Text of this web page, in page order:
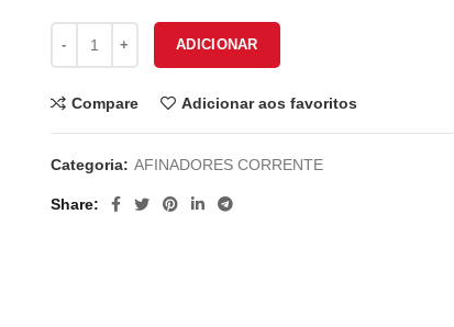
ADICIONAR
Compare Adicionar aos favoritos
Categoria: AFINADORES CORRENTE
Share